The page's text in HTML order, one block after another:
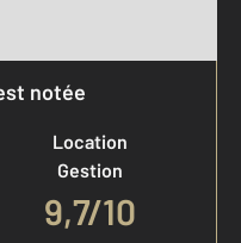
notée
Location
Gestion
9,7/10